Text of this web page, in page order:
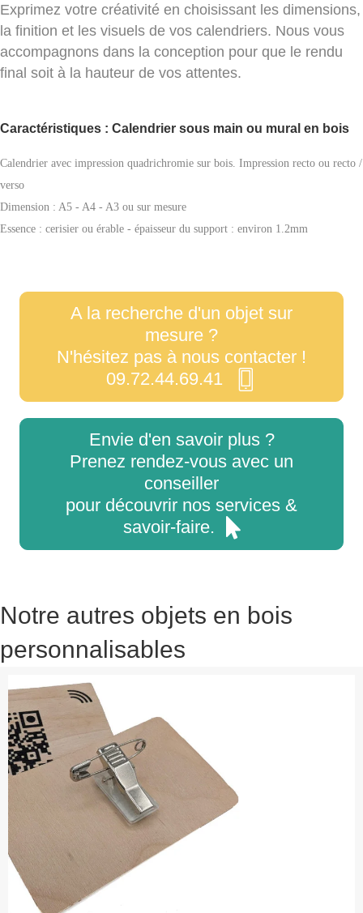
Exprimez votre créativité en choisissant les dimensions,
la finition et les visuels de vos calendriers. Nous vous
accompagnons dans la conception pour que le rendu
final soit à la hauteur de vos attentes.
Caractéristiques : Calendrier sous main ou mural en bois
Calendrier avec impression quadrichromie sur bois. Impression recto ou recto /
verso
Dimension : A5 - A4 - A3 ou sur mesure
Essence : cerisier ou érable - épaisseur du support : environ 1.2mm
A la recherche d'un objet sur
mesure ?
N'hésitez pas à nous contacter !
09.72.44.69.41
Envie d'en savoir plus ?
Prenez rendez-vous avec un
conseiller
pour découvrir nos services &
savoir-faire.
Notre autres objets en bois
personnalisables